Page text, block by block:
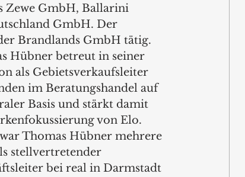
Zewe GmbH, Ballarini
GmbH. Der
Brandlands GmbH tätig.
Hübner betreut in seiner
als Gebietsverkaufsleiter
im Beratungshandel auf
Basis und stärkt damit
von Elo.
Thomas Hübner mehrere
stellvertretender
bei real in Darmstadt